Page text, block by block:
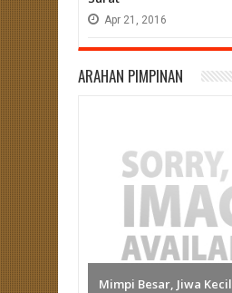
Apr 21, 2016
ARAHAN PIMPINAN
Mimpi Besar, Jiwa Kecil